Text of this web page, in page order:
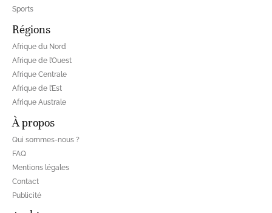
Sports
Régions
Afrique du Nord
Afrique de l’Ouest
Afrique Centrale
Afrique de l’Est
Afrique Australe
À propos
Qui sommes-nous ?
FAQ
Mentions légales
Contact
Publicité